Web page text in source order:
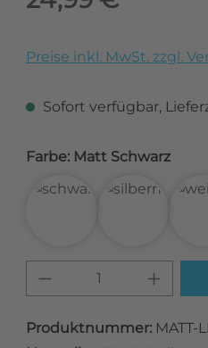
Preise inkl. MwSt. zzgl.
Sofort verfügbar,
Farbe: Matt Schwarz
Produkt
Produktnummer: MATT-